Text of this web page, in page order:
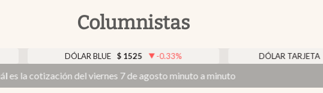
Columnistas
DÓLAR BLUE $1525 -0.33% DÓLAR TARJETA $1976
del viernes 7 de agosto minuto a minuto